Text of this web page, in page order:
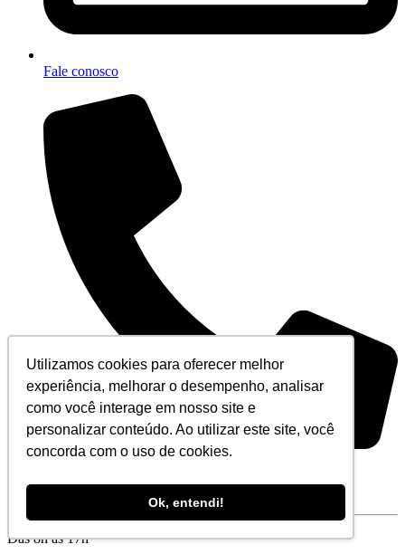
Utilizamos cookies para oferecer melhor
experiência, melhorar o desempenho, analisar
como você interage em nosso site e
personalizar conteúdo. Ao utilizar este site, você
concorda com o uso de cookies.
Ok, entendi!
Fale conosco
+55 (21) 3194-5555
De segunda à sexta-feira
Das 8h às 17h